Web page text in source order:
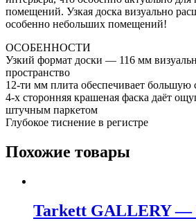
помещений. Узкая доска визуально
особенно небольших помещений!
ОСОБЕННОСТИ
Узкий формат доски — 116 мм
пространство
12-ти мм плита обеспечивает большую
4-х сторонняя крашеная фаска даёт
штучным паркетом
Глубокое тиснение в регистре
Похожие товары
Tarkett GALLERY —